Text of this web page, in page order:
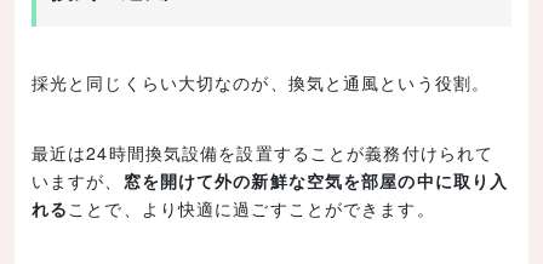
採光と同じくらい大切なのが、換気と通風という役割。
最近は24時間換気設備を設置することが義務付けられて
いますが、 窓を開けて外の新鮮な空気を部屋の中に取り入
れる ことで、より快適に過ごすことができます。